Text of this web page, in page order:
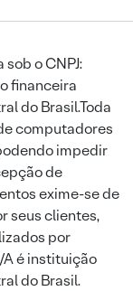
o CNPJ:
financeira
do Brasil.Toda
computadores
impedir
de
exime-se de
seus clientes,
por
A é instituição
do Brasil.